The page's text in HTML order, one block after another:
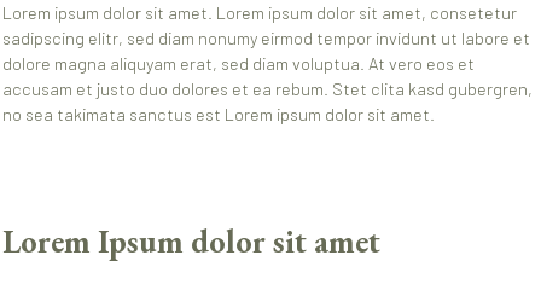
Lorem ipsum dolor sit amet. Lorem ipsum dolor sit amet, consetetur
sadipscing elitr, sed diam nonumy eirmod tempor invidunt ut labore et
dolore magna aliquyam erat, sed diam voluptua. At vero eos et
accusam et justo duo dolores et ea rebum. Stet clita kasd gubergren,
no sea takimata sanctus est Lorem ipsum dolor sit amet.
Lorem Ipsum dolor sit amet